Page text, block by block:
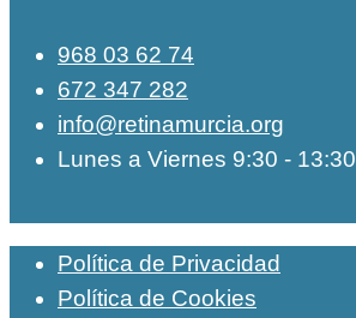
968 03 62 74
672 347 282
info@retinamurcia.org
Lunes a Viernes 9:30 - 13:30
Política de Privacidad
Política de Cookies